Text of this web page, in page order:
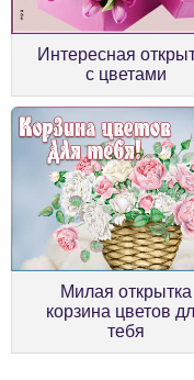
Интересная
с цветами
Милая открытка
корзина цветов
тебя